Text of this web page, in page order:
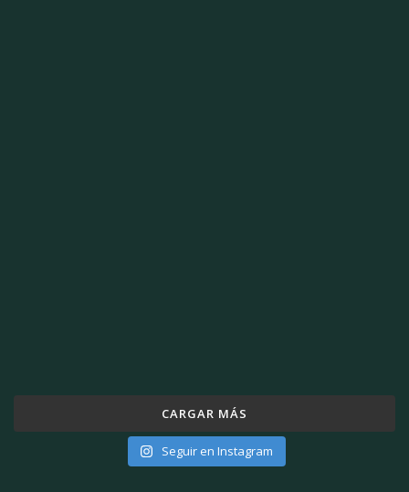
CARGAR MÁS
Seguir en Instagram